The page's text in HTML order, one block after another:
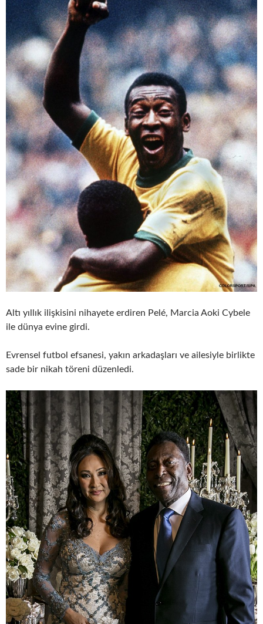
Altı yıllık ilişkisini nihayete erdiren Pelé, Marcia Aoki Cybele
ile dünya evine girdi.
Evrensel futbol efsanesi, yakın arkadaşları ve ailesiyle birlikte
sade bir nikah töreni düzenledi.